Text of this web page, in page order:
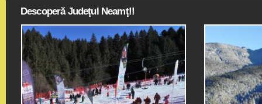
Descoperă Judeţul Neamţ!!